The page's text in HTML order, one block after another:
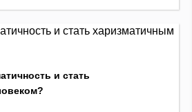
и стать